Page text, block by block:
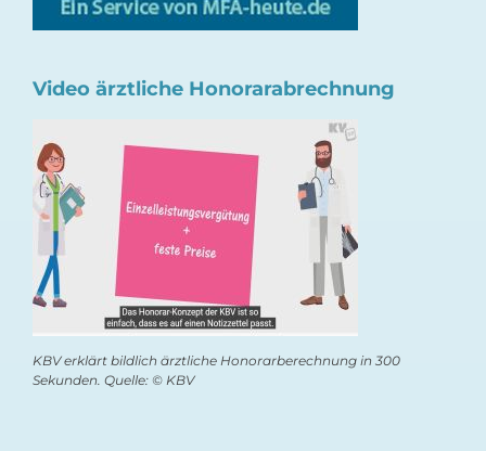
Video ärztliche Honorarabrechnung
KBV erklärt bildlich ärztliche Honorarberechnung in 300
Sekunden. Quelle: © KBV